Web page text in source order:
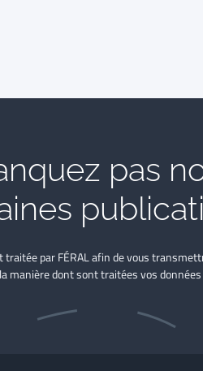
pas
par FÉRAL afin de vous
manière dont sont traitées vos